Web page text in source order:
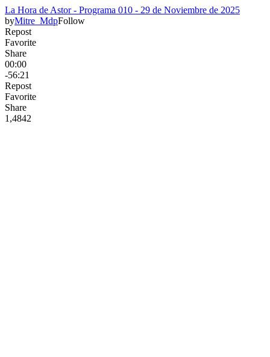
La Hora de Astor - Programa 010 - 29 de Noviembre de 2025
byMitre_MdpFollow
Repost
Favorite
Share
00:00
-56:21
Repost
Favorite
Share
1,4842